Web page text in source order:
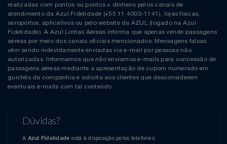
realizadas com pontos ou pontos + dinheiro pelos canais de
atendimento da Azul Fidelidade (+55 11 4003-1141), lojas físicas,
aeroportos, aplicativos ou pelo website da AZUL (logado na Azul
Fidelidade). A Azul Linhas Aéreas informa que apenas vende passagens
aéreas por meio dos canais oficiais mencionados. Mensagens falsas
vêm sendo indevidamente enviadas via e-mail por pessoas não
autorizadas. Informamos que não enviamos e-mails para concessão de
passagens aéreas mediante a apresentação de cupom numerado em
guichês da companhia e solicita aos clientes que desconsiderem
eventuais e-mails com tal conteúdo.
Dúvidas?
A Azul Fidelidade está à disposição pelos telefones: